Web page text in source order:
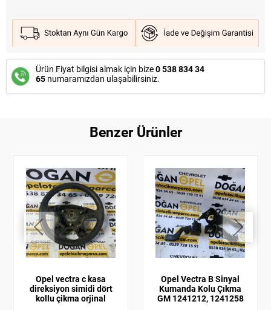
Ürün Fiyat bilgisi almak için bize0 538 834 34
65 numaramızdan ulaşabilirsiniz.
Benzer Ürünler
Opel vectra c kasa
direksiyon simidi dört
kollu çikma orjinal
Opel Vectra B Sinyal
Kumanda Kolu Çıkma
GM 1241212, 1241258